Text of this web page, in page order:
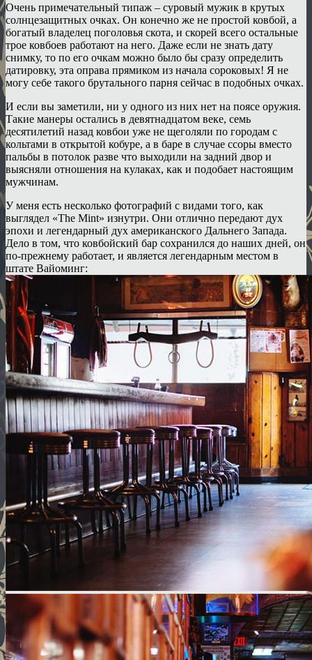
Очень примечательный типаж – суровый мужик в крутых
солнцезащитных очках. Он конечно же не простой ковбой, а
богатый владелец поголовья скота, и скорей всего остальные
трое ковбоев работают на него. Даже если не знать дату
снимку, то по его очкам можно было бы сразу определить
датировку, эта оправа прямиком из начала сороковых! Я не
могу себе такого брутального парня сейчас в подобных очках.
И если вы заметили, ни у одного из них нет на поясе оружия.
Такие манеры остались в девятнадцатом веке, семь
десятилетий назад ковбои уже не щеголяли по городам с
кольтами в открытой кобуре, а в баре в случае ссоры вместо
пальбы в потолок разве что выходили на задний двор и
выясняли отношения на кулаках, как и подобает настоящим
мужчинам.
У меня есть несколько фотографий с видами того, как
выглядел «The Mint» изнутри. Они отлично передают дух
эпохи и легендарный дух американского Дальнего Запада.
Дело в том, что ковбойский бар сохранился до наших дней, он
по-прежнему работает, и является легендарным местом в
штате Вайоминг: